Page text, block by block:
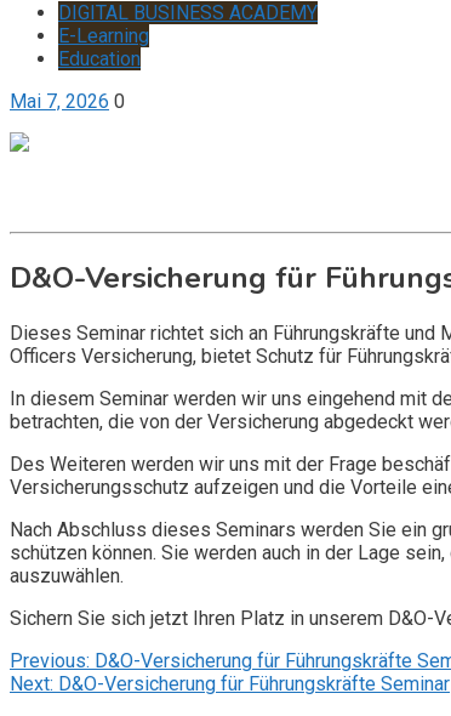
DIGITAL BUSINESS ACADEMY
E-Learning
Education
Mai 7, 2026 0
D&O-Versicherung für
Dieses Seminar richtet sich an Führungskräfte und
Officers Versicherung, bietet Schutz für
In diesem Seminar werden wir uns eingehend mit
betrachten, die von der Versicherung abgedeckt
Des Weiteren werden wir uns mit der Frage
Versicherungsschutz aufzeigen und die Vorteile
Nach Abschluss dieses Seminars werden Sie ein
schützen können. Sie werden auch in der Lage
auszuwählen.
Sichern Sie sich jetzt Ihren Platz in unserem D&O-
Beitragsnavigation
Previous: D&O-Versicherung für Führungskräfte
Next: D&O-Versicherung für Führungskräfte Seminar